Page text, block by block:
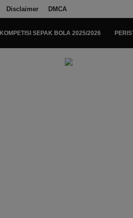
Disclaimer DMCA
KOMPETISI SEPAK BOLA 2025/2026